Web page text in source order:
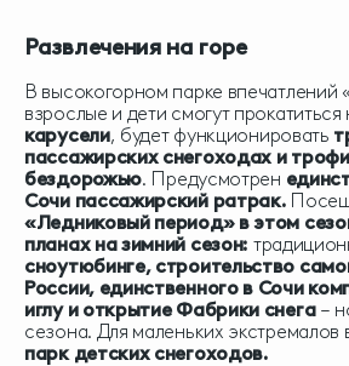
Развлечения на горе
В высокогорном парке впечатлений
взрослые и дети смогут прокатиться
карусели, будет функционировать
пассажирских снегоходах и
бездорожью. Предусмотрен
Сочи пассажирский ратрак.
«Ледниковый период» в этом
планах на зимний сезон:
сноутюбинге, строительство
России, единственного в Сочи
иглу и открытие Фабрики снега–
сезона. Для маленьких экстремалов
парк детских снегоходов.